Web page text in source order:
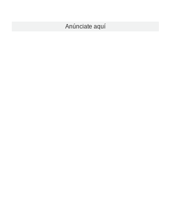
Anúnciate aquí